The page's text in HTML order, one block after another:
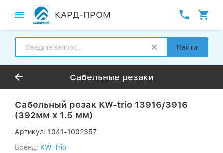
КАРД-ПРОМ
Найти
Сабельные резаки
Сабельный резак KW-trio 13916/3916
(392мм х 1.5 мм)
Артикул: 1041-1002357
Бренд: KW-Trio